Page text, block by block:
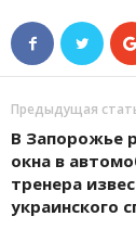
Предыдущая
В Запорожье
окна в
тренера
украинского